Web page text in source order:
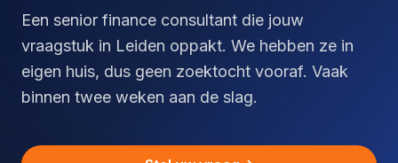
Een senior finance consultant die jouw
vraagstuk in Leiden oppakt. We hebben ze in
eigen huis, dus geen zoektocht vooraf. Vaak
binnen twee weken aan de slag.